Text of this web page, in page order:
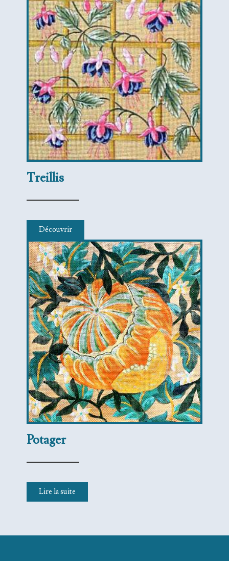
Treillis
Découvrir
Potager
Lire la suite